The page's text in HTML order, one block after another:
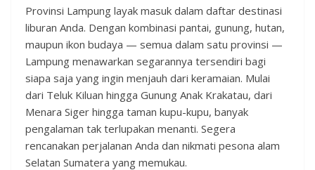
Provinsi Lampung layak masuk dalam daftar destinasi
liburan Anda. Dengan kombinasi pantai, gunung, hutan,
maupun ikon budaya — semua dalam satu provinsi —
Lampung menawarkan segarannya tersendiri bagi
siapa saja yang ingin menjauh dari keramaian. Mulai
dari Teluk Kiluan hingga Gunung Anak Krakatau, dari
Menara Siger hingga taman kupu-kupu, banyak
pengalaman tak terlupakan menanti. Segera
rencanakan perjalanan Anda dan nikmati pesona alam
Selatan Sumatera yang memukau.